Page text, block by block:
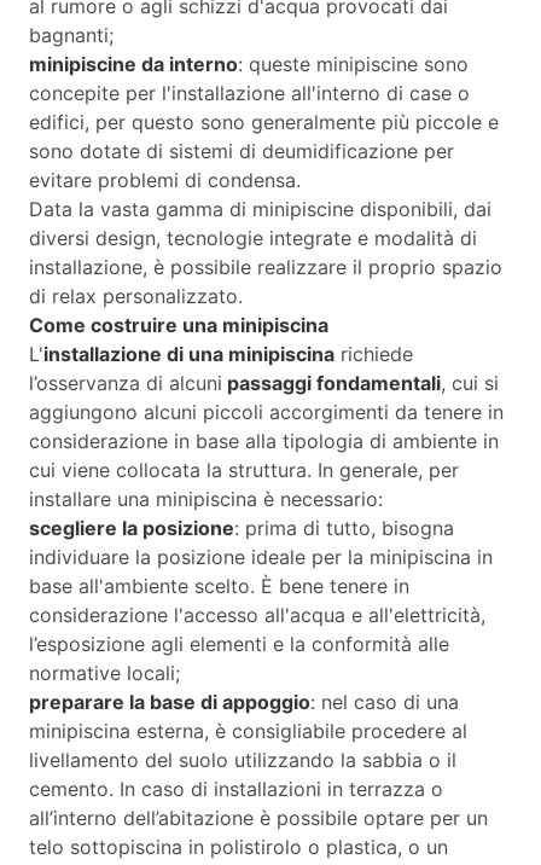
al rumore o agli schizzi d'acqua provocati dai
bagnanti;
minipiscine da interno: queste minipiscine sono
concepite per l'installazione all'interno di case o
edifici, per questo sono generalmente più piccole e
sono dotate di sistemi di deumidificazione per
evitare problemi di condensa.
Data la vasta gamma di minipiscine disponibili, dai
diversi design, tecnologie integrate e modalità di
installazione, è possibile realizzare il proprio spazio
di relax personalizzato.
Come costruire una minipiscina
L'installazione di una minipiscina richiede
l’osservanza di alcuni passaggi fondamentali, cui si
aggiungono alcuni piccoli accorgimenti da tenere in
considerazione in base alla tipologia di ambiente in
cui viene collocata la struttura. In generale, per
installare una minipiscina è necessario:
scegliere la posizione: prima di tutto, bisogna
individuare la posizione ideale per la minipiscina in
base all'ambiente scelto. È bene tenere in
considerazione l'accesso all'acqua e all'elettricità,
l’esposizione agli elementi e la conformità alle
normative locali;
preparare la base di appoggio: nel caso di una
minipiscina esterna, è consigliabile procedere al
livellamento del suolo utilizzando la sabbia o il
cemento. In caso di installazioni in terrazza o
all’interno dell’abitazione è possibile optare per un
telo sottopiscina in polistirolo o plastica, o un